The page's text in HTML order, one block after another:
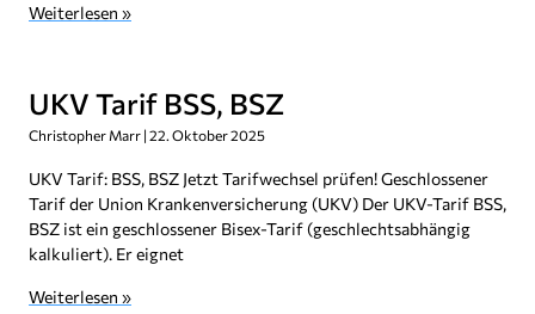
Weiterlesen »
UKV Tarif BSS, BSZ
Christopher Marr 22. Oktober 2025
UKV Tarif: BSS, BSZ Jetzt Tarifwechsel prüfen! Geschlossener
Tarif der Union Krankenversicherung (UKV) Der UKV-Tarif BSS,
BSZ ist ein geschlossener Bisex-Tarif (geschlechtsabhängig
kalkuliert). Er eignet
Weiterlesen »